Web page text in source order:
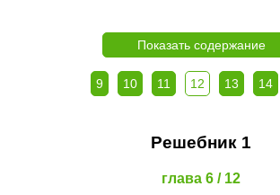
Показать содержание
9 10 11 12 13 14
Решебник 1
глава 6 / 12